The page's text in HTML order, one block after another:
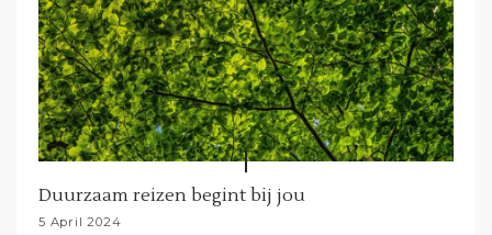
Duurzaam reizen begint bij jou
5 April 2024